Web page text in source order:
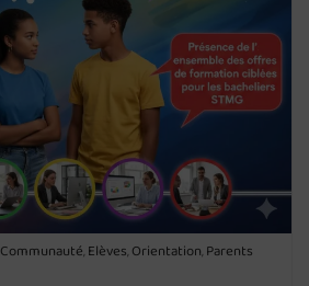
Communauté, Elèves, Orientation, Parents